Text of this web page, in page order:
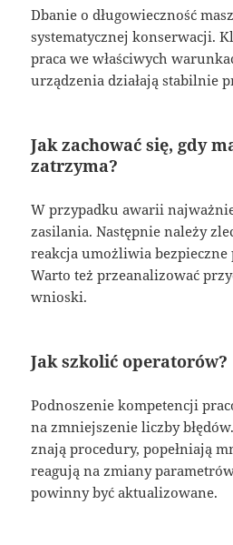
Dbanie o długowieczność
systematycznej konserwacji.
praca we właściwych
urządzenia działają stabilnie
Jak zachować się, gdy
zatrzyma?
W przypadku awarii
zasilania. Następnie należy
reakcja umożliwia bezpieczne
Warto też przeanalizować
wnioski.
Jak szkolić operatorów?
Podnoszenie kompetencji
na zmniejszenie liczby
znają procedury, popełniają
reagują na zmiany
powinny być aktualizowane.